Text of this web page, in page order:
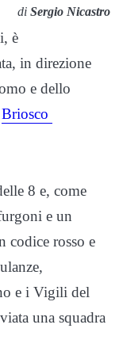
di Sergio Nicastro
è
in direzione
e dello
Briosco
8 e, come
e un
codice rosso e
e i Vigili del
una squadra